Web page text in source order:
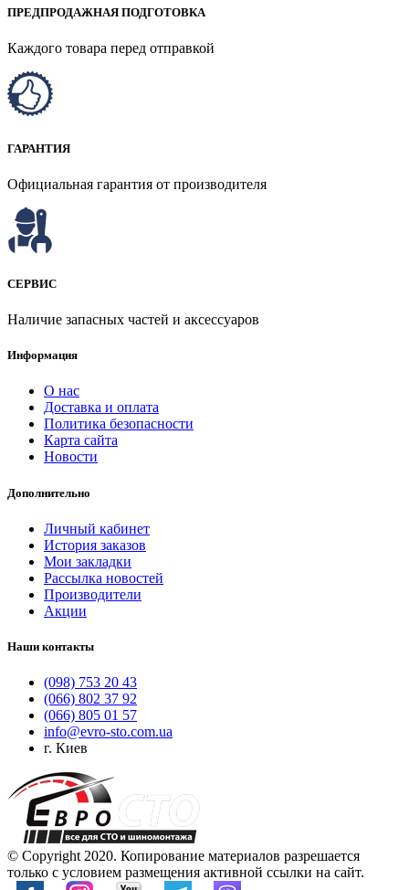
ПРЕДПРОДАЖНАЯ ПОДГОТОВКА
Каждого товара перед отправкой
ГАРАНТИЯ
Официальная гарантия от производителя
СЕРВИС
Наличие запасных частей и аксессуаров
Информация
О нас
Доставка и оплата
Политика безопасности
Карта сайта
Новости
Дополнительно
Личный кабинет
История заказов
Мои закладки
Рассылка новостей
Производители
Акции
Наши контакты
(098) 753 20 43
(066) 802 37 92
(066) 805 01 57
info@evro-sto.com.ua
г. Киев
© Copyright 2020. Копирование материалов разрешается
только с условием размещения активной ссылки на сайт.